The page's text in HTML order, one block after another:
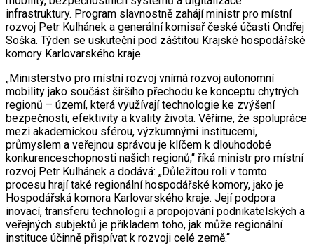
infrastruktury. Program slavnostně zahájí ministr pro místní
rozvoj Petr Kulhánek a generální komisař české účasti Ondřej
Soška. Týden se uskuteční pod záštitou Krajské hospodářské
komory Karlovarského kraje.
„Ministerstvo pro místní rozvoj vnímá rozvoj autonomní
mobility jako součást širšího přechodu ke konceptu chytrých
regionů – území, která využívají technologie ke zvýšení
bezpečnosti, efektivity a kvality života. Věříme, že spolupráce
mezi akademickou sférou, výzkumnými institucemi,
průmyslem a veřejnou správou je klíčem k dlouhodobé
konkurenceschopnosti našich regionů,“ říká ministr pro místní
rozvoj Petr Kulhánek a dodává: „Důležitou roli v tomto
procesu hrají také regionální hospodářské komory, jako je
Hospodářská komora Karlovarského kraje. Její podpora
inovací, transferu technologií a propojování podnikatelských a
veřejných subjektů je příkladem toho, jak může regionální
instituce účinně přispívat k rozvoji celé země.“